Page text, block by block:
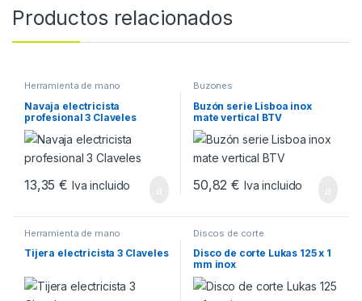
Productos relacionados
Herramienta de mano
Navaja electricista
profesional 3 Claveles
13,35€ Iva incluido
Buzones
Buzón serie Lisboa inox
mate vertical BTV
50,82€ Iva incluido
Herramienta de mano
Tijera electricista 3 Claveles
Discos de corte
Disco de corte Lukas 125 x 1
mm inox